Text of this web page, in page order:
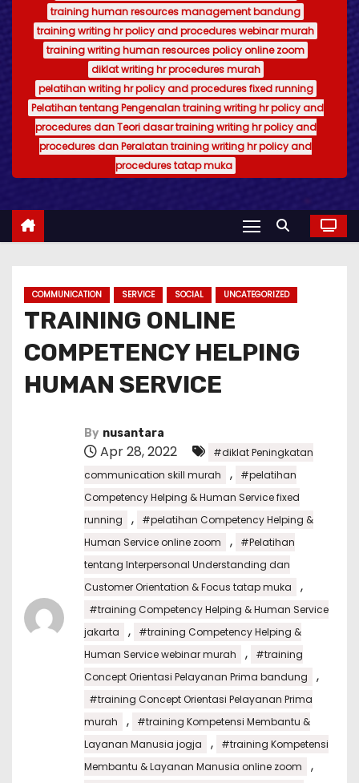
training human resources management bandung
training writing hr policy and procedures webinar murah
training writing human resources policy online zoom
diklat writing hr procedures murah
pelatihan writing hr policy and procedures fixed running
Pelatihan tentang Pengenalan training writing hr policy and
procedures dan Teori dasar training writing hr policy and
procedures dan Peralatan training writing hr policy and
procedures tatap muka
COMMUNICATION SERVICE SOCIAL UNCATEGORIZED
TRAINING ONLINE
COMPETENCY HELPING
HUMAN SERVICE
By nusantara
Apr 28, 2022
#diklat Peningkatan
communication skill murah
,
#pelatihan
Competency Helping & Human Service fixed
running
,
#pelatihan Competency Helping &
Human Service online zoom
,
#Pelatihan
tentang Interpersonal Understanding dan
Customer Orientation & Focus tatap muka
,
#training Competency Helping & Human Service
jakarta
,
#training Competency Helping &
Human Service webinar murah
,
#training
Concept Orientasi Pelayanan Prima bandung
,
#training Concept Orientasi Pelayanan Prima
murah
,
#training Kompetensi Membantu &
Layanan Manusia jogja
,
#training Kompetensi
Membantu & Layanan Manusia online zoom
,